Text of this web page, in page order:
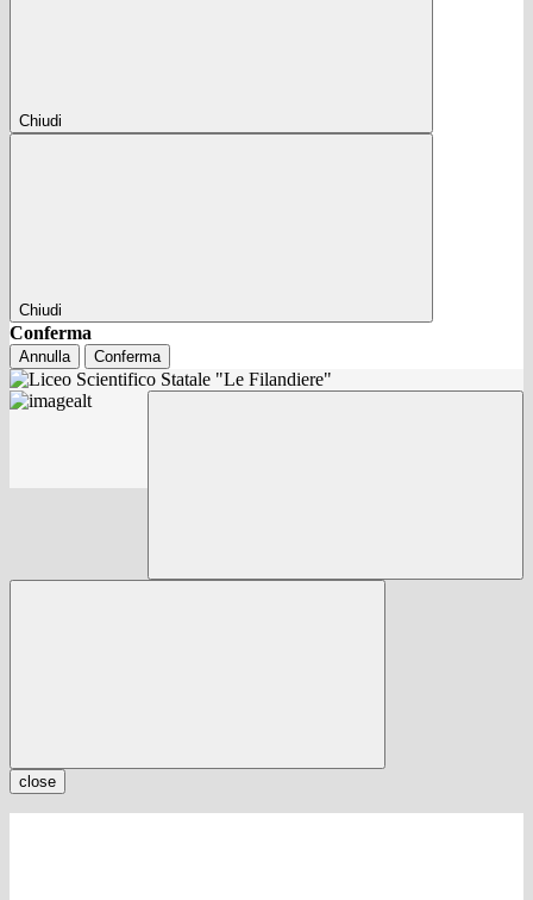
Chiudi
Chiudi
Conferma
Annulla Conferma
close